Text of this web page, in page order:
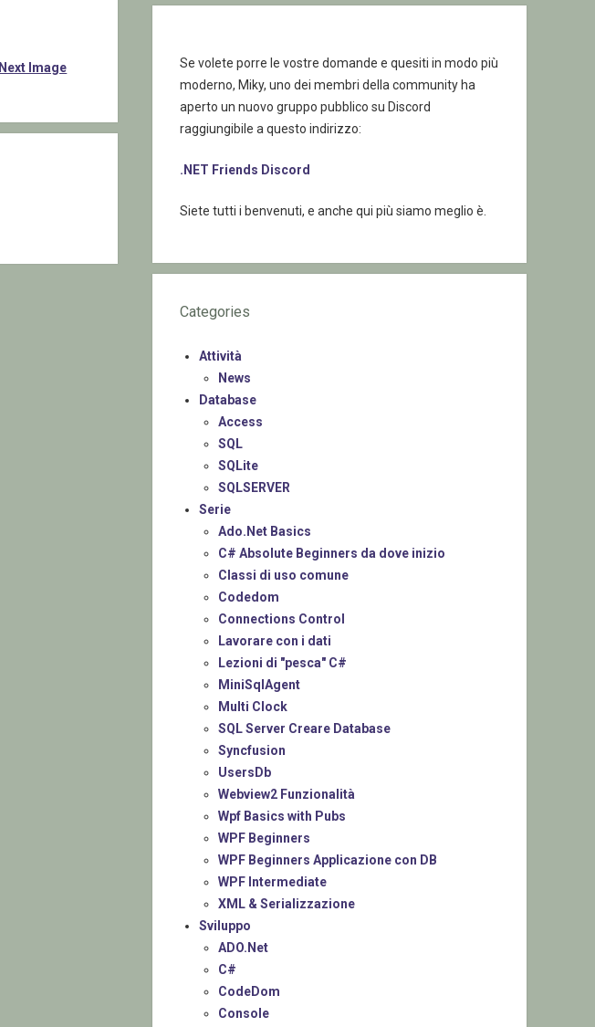
Next Image
Se volete porre le vostre domande e quesiti in modo più
moderno, Miky, uno dei membri della community ha
aperto un nuovo gruppo pubblico su Discord
raggiungibile a questo indirizzo:
.NET Friends Discord
Siete tutti i benvenuti, e anche qui più siamo meglio è.
Categories
Attività
News
Database
Access
SQL
SQLite
SQLSERVER
Serie
Ado.Net Basics
C# Absolute Beginners da dove inizio
Classi di uso comune
Codedom
Connections Control
Lavorare con i dati
Lezioni di "pesca" C#
MiniSqlAgent
Multi Clock
SQL Server Creare Database
Syncfusion
UsersDb
Webview2 Funzionalità
Wpf Basics with Pubs
WPF Beginners
WPF Beginners Applicazione con DB
WPF Intermediate
XML & Serializzazione
Sviluppo
ADO.Net
C#
CodeDom
Console